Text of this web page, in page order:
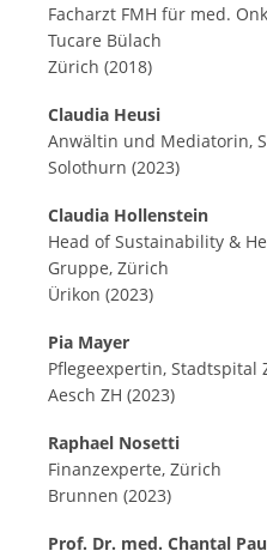
Facharzt FMH für med.
Tucare Bülach
Zürich (2018)
Claudia Heusi
Anwältin und Mediatorin,
Solothurn (2023)
Claudia Hollenstein
Head of Sustainability &
Gruppe, Zürich
Ürikon (2023)
Pia Mayer
Pflegeexpertin, Stadtspital
Aesch ZH (2023)
Raphael Nosetti
Finanzexperte, Zürich
Brunnen (2023)
Prof. Dr. med. Chantal